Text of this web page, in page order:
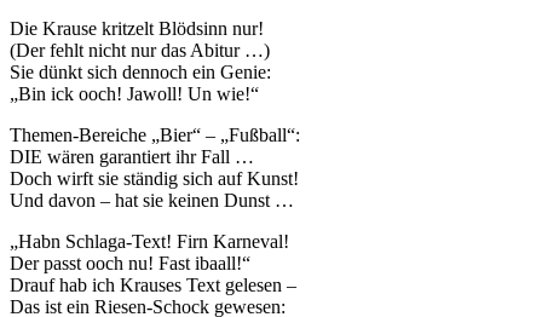
Die Krause kritzelt Blödsinn nur!
(Der fehlt nicht nur das Abitur …)
Sie dünkt sich dennoch ein Genie:
„Bin ick ooch! Jawoll! Un wie!“
Themen-Bereiche „Bier“ – „Fußball“:
DIE wären garantiert ihr Fall …
Doch wirft sie ständig sich auf Kunst!
Und davon – hat sie keinen Dunst …
„Habn Schlaga-Text! Firn Karneval!
Der passt ooch nu! Fast ibaall!“
Drauf hab ich Krauses Text gelesen –
Das ist ein Riesen-Schock gewesen: